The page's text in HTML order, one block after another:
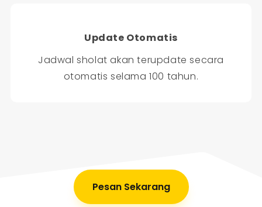
Update Otomatis
Jadwal sholat akan terupdate secara
otomatis selama 100 tahun.
Pesan Sekarang